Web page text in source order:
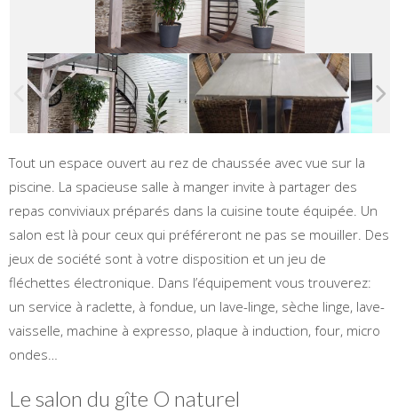
Tout un espace ouvert au rez de chaussée avec vue sur la
piscine. La spacieuse salle à manger invite à partager des
repas conviviaux préparés dans la cuisine toute équipée. Un
salon est là pour ceux qui préféreront ne pas se mouiller. Des
jeux de société sont à votre disposition et un jeu de
fléchettes électronique. Dans l’équipement vous trouverez:
un service à raclette, à fondue, un lave-linge, sèche linge, lave-
vaisselle, machine à expresso, plaque à induction, four, micro
ondes…
Le salon du gîte O naturel